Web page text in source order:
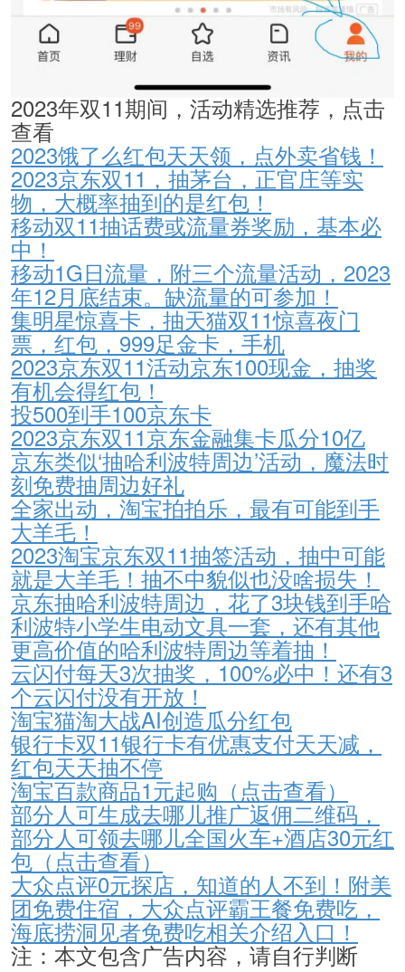
2023年双11期间，活动精选推荐，点击
查看
2023饿了么红包天天领，点外卖省钱！
2023京东双11，抽茅台，正官庄等实
物，大概率抽到的是红包！
移动双11抽话费或流量券奖励，基本必
中！
移动1G日流量，附三个流量活动，2023
年12月底结束。缺流量的可参加！
集明星惊喜卡，抽天猫双11惊喜夜门
票，红包，999足金卡，手机
2023京东双11活动京东100现金，抽奖
有机会得红包！
投500到手100京东卡
2023京东双11京东金融集卡瓜分10亿
京东类似‘抽哈利波特周边’活动，魔法时
刻免费抽周边好礼
全家出动，淘宝拍拍乐，最有可能到手
大羊毛！
2023淘宝京东双11抽签活动，抽中可能
就是大羊毛！抽不中貌似也没啥损失！
京东抽哈利波特周边，花了3块钱到手哈
利波特小学生电动文具一套，还有其他
更高价值的哈利波特周边等着抽！
云闪付每天3次抽奖，100%必中！还有3
个云闪付没有开放！
淘宝猫淘大战AI创造瓜分红包
银行卡双11银行卡有优惠支付天天减，
红包天天抽不停
淘宝百款商品1元起购（点击查看）
部分人可生成去哪儿推广返佣二维码，
部分人可领去哪儿全国火车+酒店30元红
包（点击查看）
大众点评0元探店，知道的人不到！附美
团免费住宿，大众点评霸王餐免费吃，
海底捞洞见者免费吃相关介绍入口！
注：本文包含广告内容，请自行判断